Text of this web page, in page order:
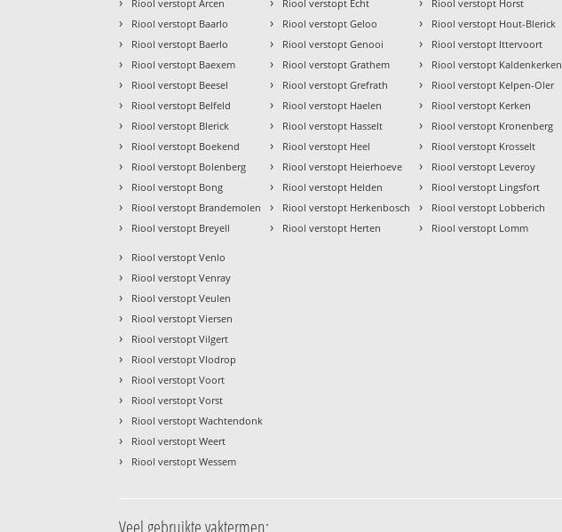
Riool verstopt Arcen
› Riool verstopt Baarlo
› Riool verstopt Baerlo
› Riool verstopt Baexem
› Riool verstopt Beesel
› Riool verstopt Belfeld
› Riool verstopt Blerick
› Riool verstopt Boekend
› Riool verstopt Bolenberg
› Riool verstopt Bong
› Riool verstopt Brandemolen
› Riool verstopt Breyell
Riool verstopt Echt
› Riool verstopt Geloo
› Riool verstopt Genooi
› Riool verstopt Grathem
› Riool verstopt Grefrath
› Riool verstopt Haelen
› Riool verstopt Hasselt
› Riool verstopt Heel
› Riool verstopt Heierhoeve
› Riool verstopt Helden
› Riool verstopt Herkenbosch
› Riool verstopt Herten
Riool verstopt Horst
› Riool verstopt Hout-Blerick
› Riool verstopt Ittervoort
› Riool verstopt Kaldenkerken
› Riool verstopt Kelpen-Oler
› Riool verstopt Kerken
› Riool verstopt Kronenberg
› Riool verstopt Krosselt
› Riool verstopt Leveroy
› Riool verstopt Lingsfort
› Riool verstopt Lobberich
› Riool verstopt Lomm
› Riool verstopt Venlo
› Riool verstopt Venray
› Riool verstopt Veulen
› Riool verstopt Viersen
› Riool verstopt Vilgert
› Riool verstopt Vlodrop
› Riool verstopt Voort
› Riool verstopt Vorst
› Riool verstopt Wachtendonk
› Riool verstopt Weert
› Riool verstopt Wessem
Veel gebruikte vaktermen: